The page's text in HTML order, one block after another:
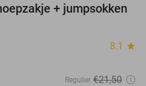
40%
+ jumpsokken
8.1 star
Regulier €21,50